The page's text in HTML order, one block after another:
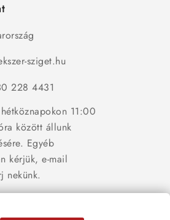
sziget.hu
228 4431
11:00
között állunk
Egyéb
kérjük, e-mail
nekünk.